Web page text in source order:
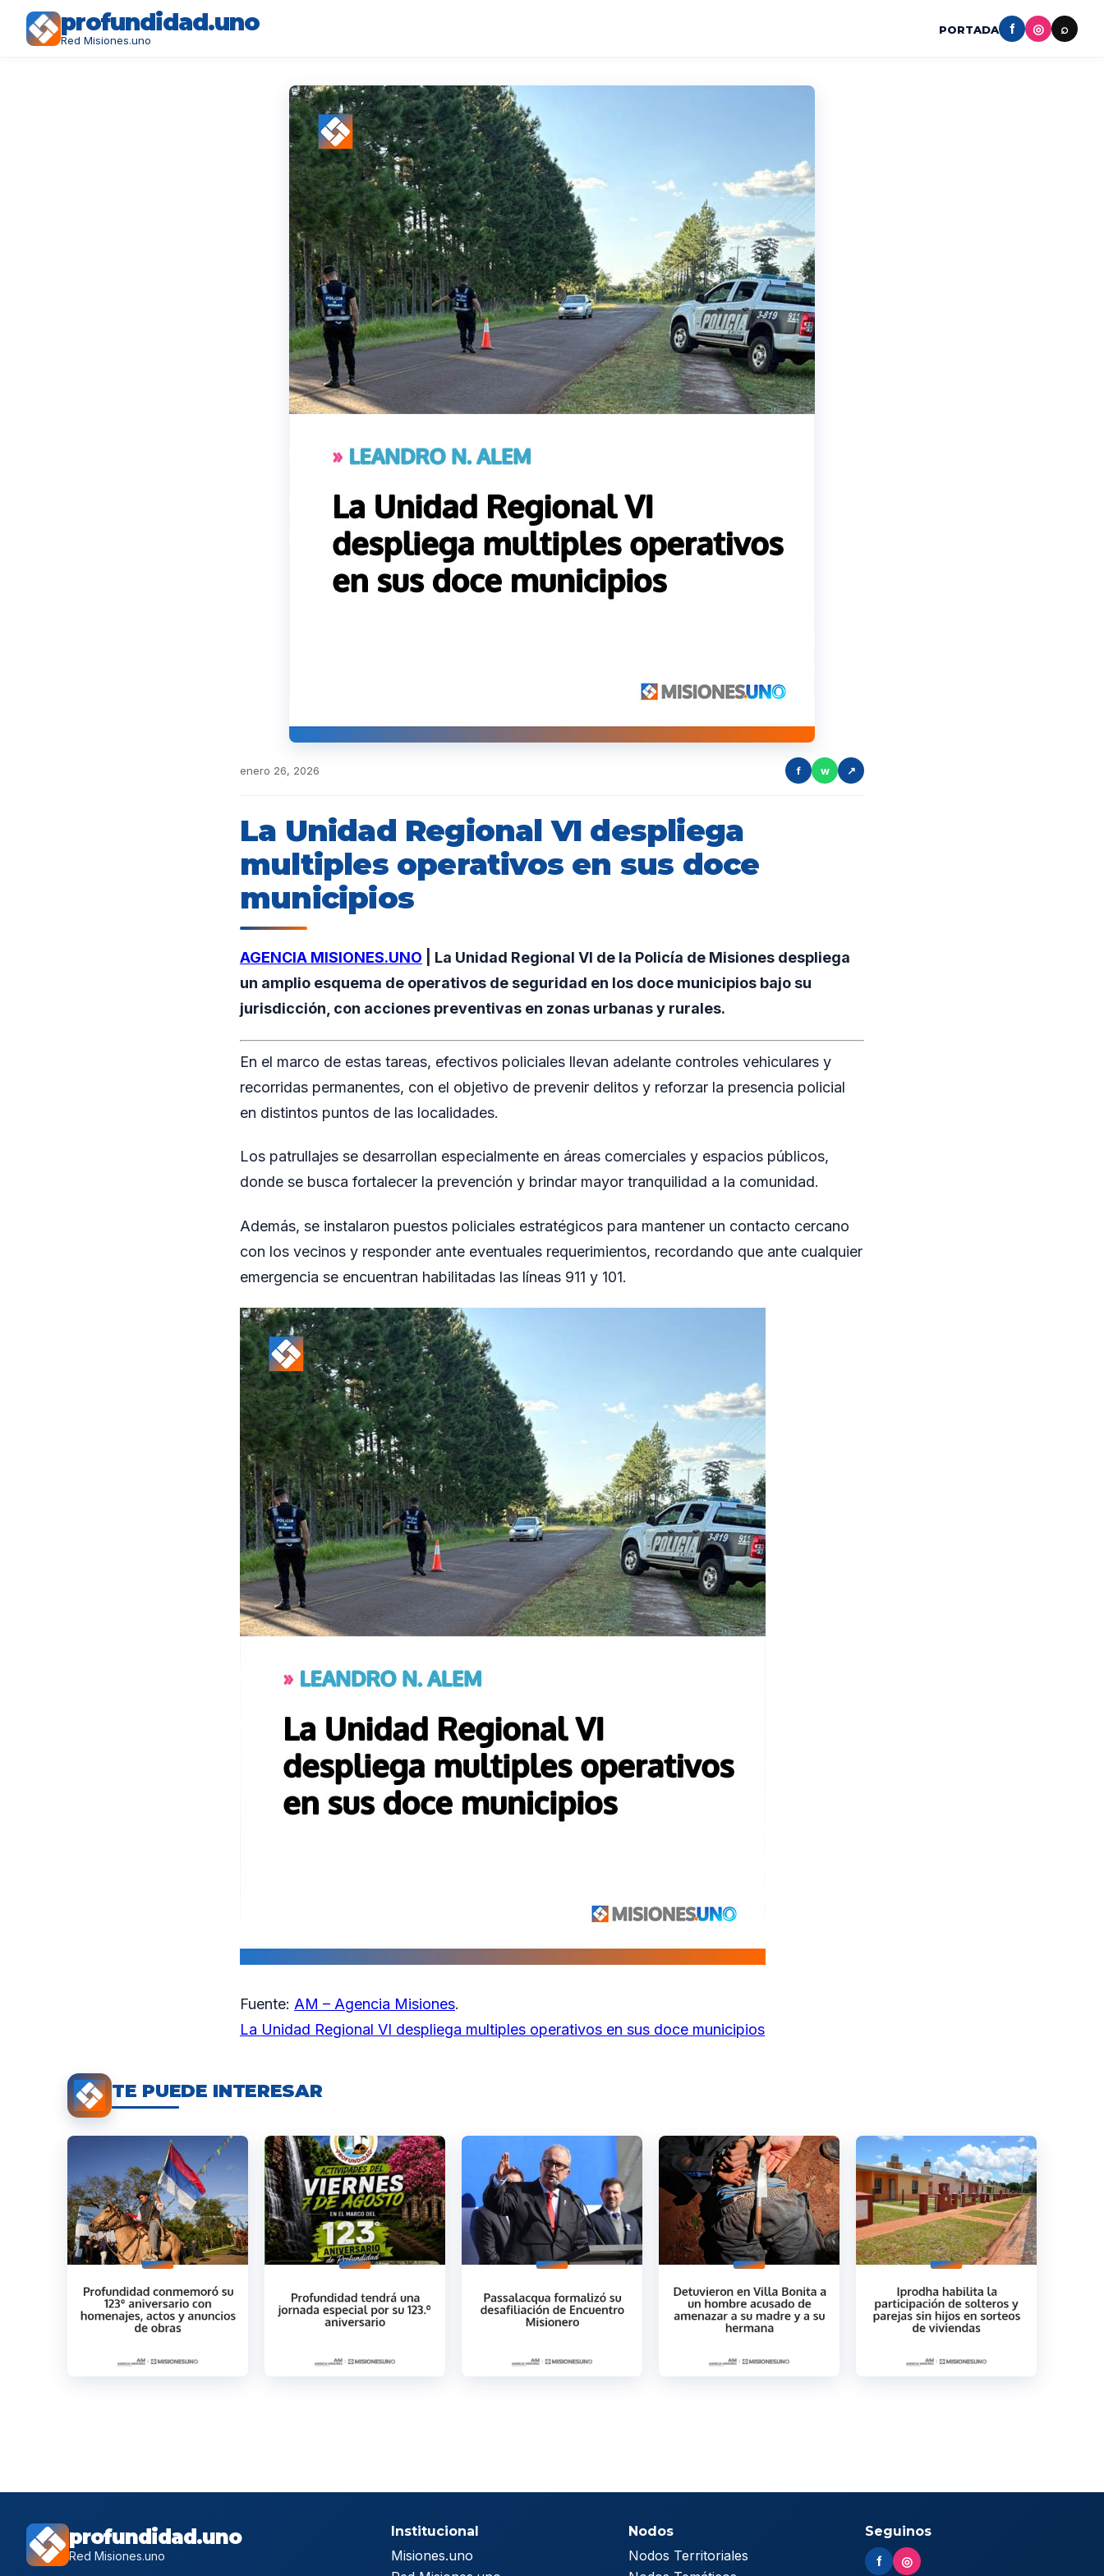
profundidad.uno
Red Misiones.uno
PORTADA f ◎ ⌕
enero 26, 2026 f w ↗
La Unidad Regional VI despliega
multiples operativos en sus doce
municipios
AGENCIA MISIONES.UNO | La Unidad Regional VI de la Policía de Misiones despliega
un amplio esquema de operativos de seguridad en los doce municipios bajo su
jurisdicción, con acciones preventivas en zonas urbanas y rurales.
En el marco de estas tareas, efectivos policiales llevan adelante controles vehiculares y
recorridas permanentes, con el objetivo de prevenir delitos y reforzar la presencia policial
en distintos puntos de las localidades.
Los patrullajes se desarrollan especialmente en áreas comerciales y espacios públicos,
donde se busca fortalecer la prevención y brindar mayor tranquilidad a la comunidad.
Además, se instalaron puestos policiales estratégicos para mantener un contacto cercano
con los vecinos y responder ante eventuales requerimientos, recordando que ante cualquier
emergencia se encuentran habilitadas las líneas 911 y 101.
Fuente: AM – Agencia Misiones.
La Unidad Regional VI despliega multiples operativos en sus doce municipios
TE PUEDE INTERESAR
profundidad.uno
Red Misiones.uno
Institucional
Misiones.uno
Nodos
Nodos Territoriales
Seguinos
f ◎